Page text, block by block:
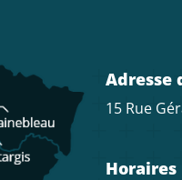
Adresse
15 Rue
Horaires